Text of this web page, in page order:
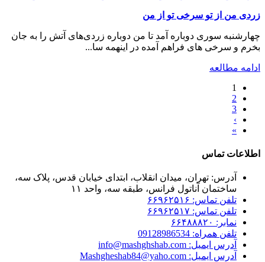
زردی من از تو سرخی تو از من
چهارشنبه سوری دوباره آمد تا من دوباره زردی‌های آتش را به جان
بخرم و سرخی های فراهم آمده در اینهمه سا...
ادامه مطالعه
1
2
3
›
»
اطلاعات تماس
آدرس: تهران، میدان انقلاب، ابتدای خیابان قدس، پلاک سه،
ساختمان آناتول فرانس، طبقه سه، واحد ۱۱
تلفن تماس: ۶۶۹۶۲۵۱۶
تلفن تماس: ۶۶۹۶۲۵۱۷
نمابر: ۶۶۴۸۸۸۲۰
تلفن همراه: 09128986534
آدرس ایمیل: info@mashghshab.com
آدرس ایمیل: Mashgheshab84@yaho.com